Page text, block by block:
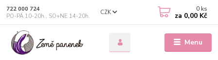
Menu
CZK
722 000 724
PO-PÁ 10-20h., SO+NE 14-20h.
0 ks
za 0,00 Kč